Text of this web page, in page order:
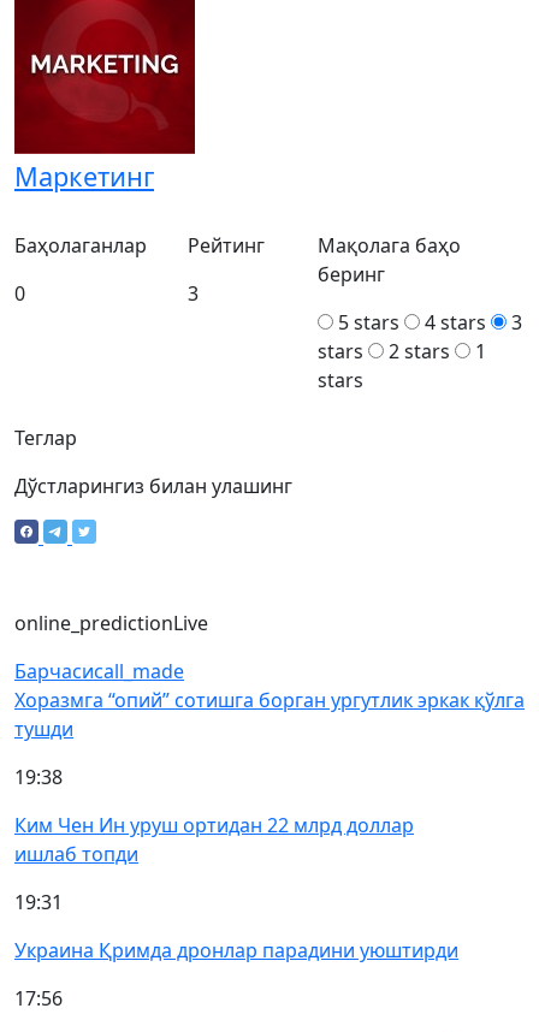
Маркетинг
Теглар
Баҳолаганлар
0
Рейтинг
3
Мақолага баҳо
беринг
5 stars
4 stars
3
stars
2 stars
1
stars
Дўстларингиз билан улашинг
online_predictionLive
Барчасиcall_made
Хоразмга “опий” сотишга борган ургутлик эркак қўлга
тушди
19:38
Ким Чен Ин уруш ортидан 22 млрд доллар
ишлаб топди
19:31
Украина Қримда дронлар парадини уюштирди
17:56